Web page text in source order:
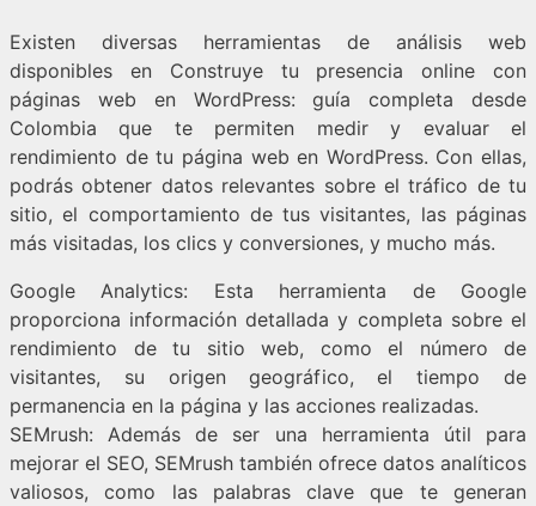
Existen diversas herramientas de análisis web
disponibles en Construye tu presencia online con
páginas web en WordPress: guía completa desde
Colombia que te permiten medir y evaluar el
rendimiento de tu página web en WordPress. Con ellas,
podrás obtener datos relevantes sobre el tráfico de tu
sitio, el comportamiento de tus visitantes, las páginas
más visitadas, los clics y conversiones, y mucho más.
Google Analytics: Esta herramienta de Google
proporciona información detallada y completa sobre el
rendimiento de tu sitio web, como el número de
visitantes, su origen geográfico, el tiempo de
permanencia en la página y las acciones realizadas.
SEMrush: Además de ser una herramienta útil para
mejorar el SEO, SEMrush también ofrece datos analíticos
valiosos, como las palabras clave que te generan